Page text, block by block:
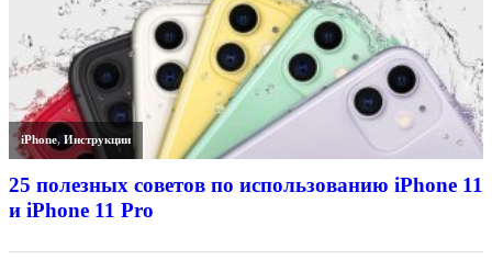
iPhone,Инструкции
25 полезных советов по использованию iPhone 11
и iPhone 11 Pro